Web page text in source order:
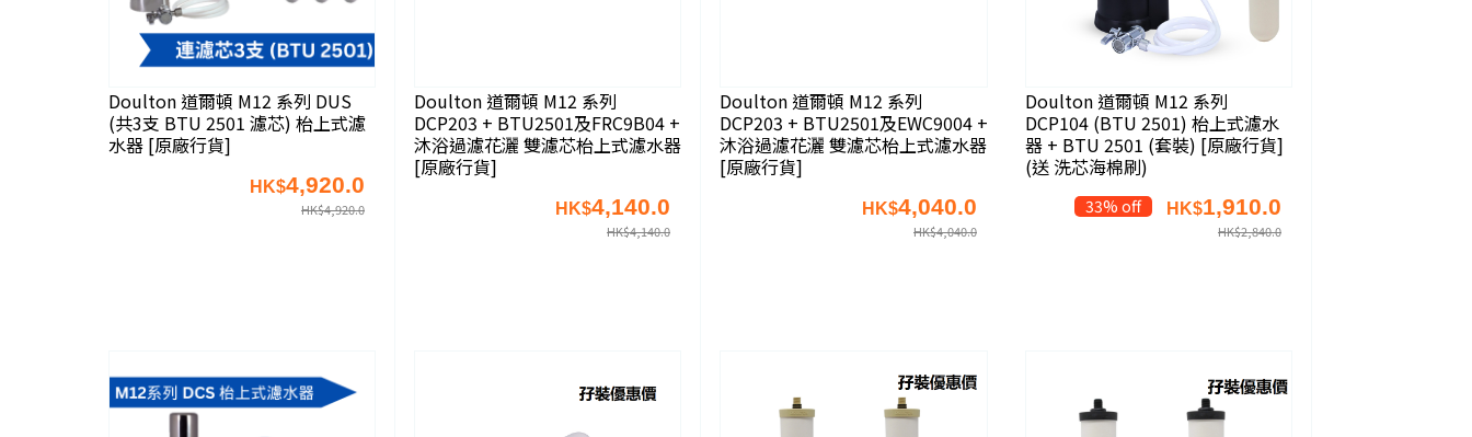
Doulton 道爾頓 M12 系列 DUS
(共3支 BTU 2501 濾芯) 枱上式濾
水器 [原廠行貨]
HK$4,920.0
HK$4,920.0
Doulton 道爾頓 M12 系列
DCP203 + BTU2501及FRC9B04 +
沐浴過濾花灑 雙濾芯枱上式濾水器
[原廠行貨]
HK$4,140.0
HK$4,140.0
Doulton 道爾頓 M12 系列
DCP203 + BTU2501及EWC9004 +
沐浴過濾花灑 雙濾芯枱上式濾水器
[原廠行貨]
HK$4,040.0
HK$4,040.0
Doulton 道爾頓 M12 系列
DCP104 (BTU 2501) 枱上式濾水
器 + BTU 2501 (套裝) [原廠行貨]
(送 洗芯海棉刷)
33% off HK$1,910.0
HK$2,840.0